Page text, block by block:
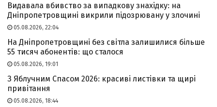
Видавала вбивство за випадкову знахідку: на
Дніпропетровщині викрили підозрювану у злочині
05.08.2026, 22:04
На Дніпропетровщині без світла залишилися більше
55 тисяч абонентів: що сталося
05.08.2026, 19:01
З Яблучним Спасом 2026: красиві листівки та щирі
привітання
05.08.2026, 18:44